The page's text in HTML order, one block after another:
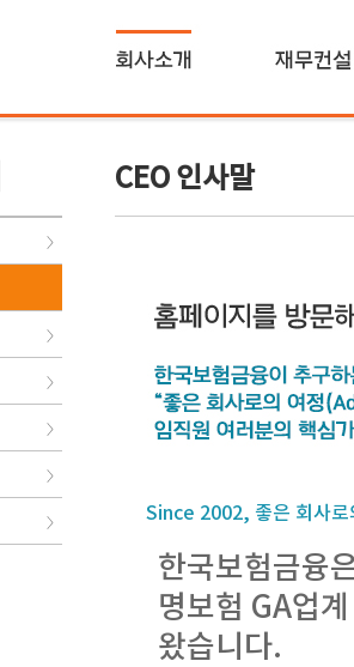
CEO 인사말
Since 2002, 좋은 회사로
한국보험금융
명보험 GA업
왔습니다.